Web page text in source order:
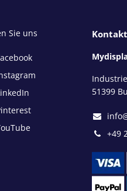
Sie uns Kontakt
51399
+49